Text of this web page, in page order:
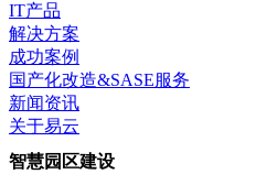
IT产品
解决方案
成功案例
国产化改造&SASE服务
新闻资讯
关于易云
智慧园区建设